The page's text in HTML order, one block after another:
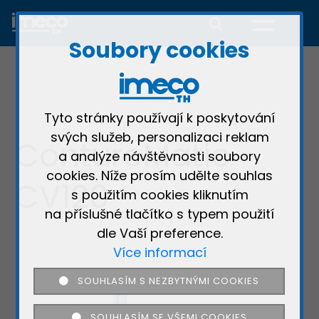
ConturoMatic
CV120
×
Děkujeme
Soubory cookies
Tyto stránky používají k poskytování
svých služeb, personalizaci reklam
a analýze návštěvnosti soubory
cookies. Níže prosím udělte souhlas
s použitím cookies kliknutím
na příslušné tlačítko s typem použití
dle Vaší preference.
Více informací
SOUHLASÍM S NEZBYTNÝMI COOKIES